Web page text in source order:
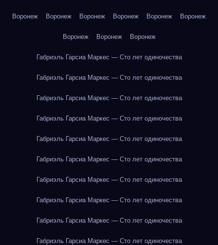
Воронеж Воронеж Воронеж Воронеж Воронеж Воронеж
Воронеж Воронеж Воронеж
Габриэль Гарсиа Маркес — Сто лет одиночества
Габриэль Гарсиа Маркес — Сто лет одиночества
Габриэль Гарсиа Маркес — Сто лет одиночества
Габриэль Гарсиа Маркес — Сто лет одиночества
Габриэль Гарсиа Маркес — Сто лет одиночества
Габриэль Гарсиа Маркес — Сто лет одиночества
Габриэль Гарсиа Маркес — Сто лет одиночества
Габриэль Гарсиа Маркес — Сто лет одиночества
Габриэль Гарсиа Маркес — Сто лет одиночества
Габриэль Гарсиа Маркес — Сто лет одиночества